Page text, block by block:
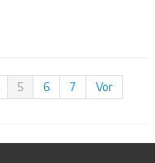
5 6 7
Vor